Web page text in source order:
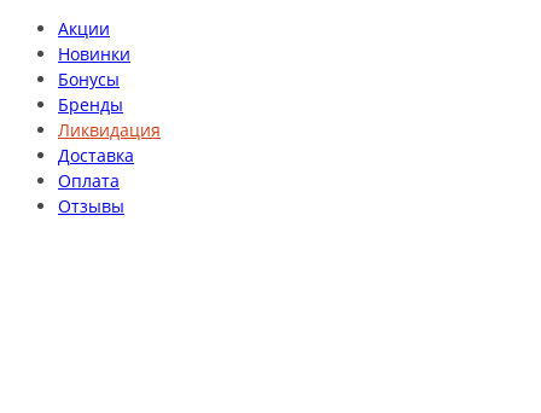
Акции
Новинки
Бонусы
Бренды
Ликвидация
Доставка
Оплата
Отзывы